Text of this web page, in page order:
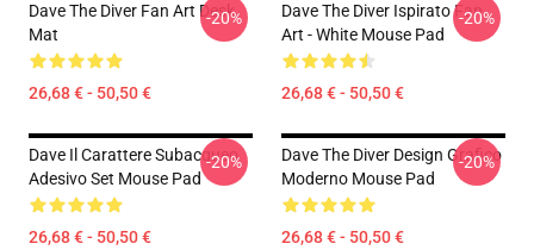
Dave The Diver Fan Art Desk
Mat
26,68 € - 50,50 €
-20%
Dave The Diver Ispirato Fan
Art - White Mouse Pad
26,68 € - 50,50 €
-20%
Dave Il Carattere Subacqueo
Adesivo Set Mouse Pad
26,68 € - 50,50 €
-20%
Dave The Diver Design Grafico
Moderno Mouse Pad
26,68 € - 50,50 €
-20%